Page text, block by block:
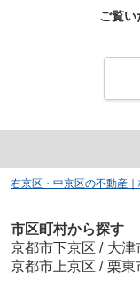
ご覧い
右京区・中京区の不動産
市区町村から探す
京都市下京区 / 大津
京都市上京区 / 栗東